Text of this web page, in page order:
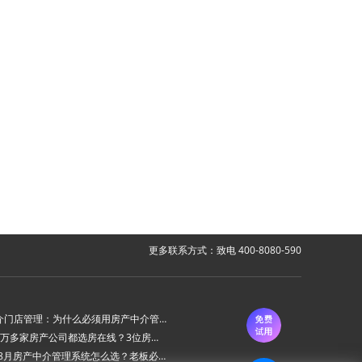
更多联系方式：致电 400-8080-590
房产中介门店管理：为什么必须用房产中介管理系统？
为什么6万多家房产公司都选房在线？3位房产中介老板的真实心声
2026年8月房产中介管理系统怎么选？老板必看的“避坑六步法”